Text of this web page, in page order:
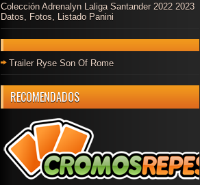
Colección Adrenalyn Laliga Santander 2022 2023
Datos, Fotos, Listado Panini
Trailer Ryse Son Of Rome
RECOMENDADOS